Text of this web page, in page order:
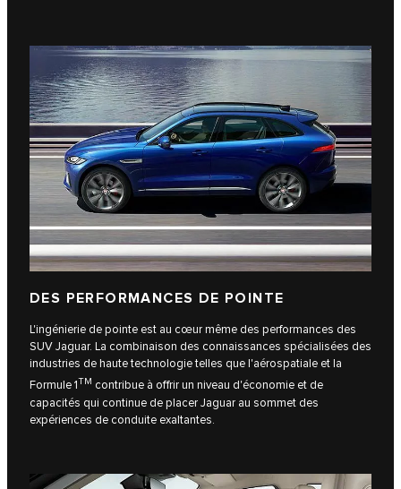
DES PERFORMANCES DE POINTE
L'ingénierie de pointe est au cœur même des performances des
SUV Jaguar. La combinaison des connaissances spécialisées des
industries de haute technologie telles que l'aérospatiale et la
Formule 1TM contribue à offrir un niveau d'économie et de
capacités qui continue de placer Jaguar au sommet des
expériences de conduite exaltantes.